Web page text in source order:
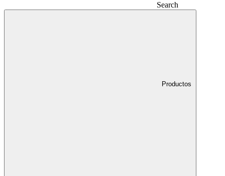
Search
Productos